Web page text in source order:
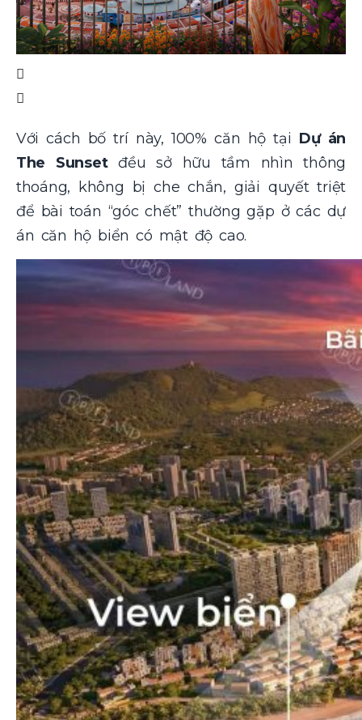
Với cách bố trí này, 100% căn hộ tại Dự án
The Sunsetđều sở hữu tầm nhìn thông
thoáng, không bị che chắn, giải quyết triệt
để bài toán “góc chết” thường gặp ở các dự
án căn hộ biển có mật độ cao.